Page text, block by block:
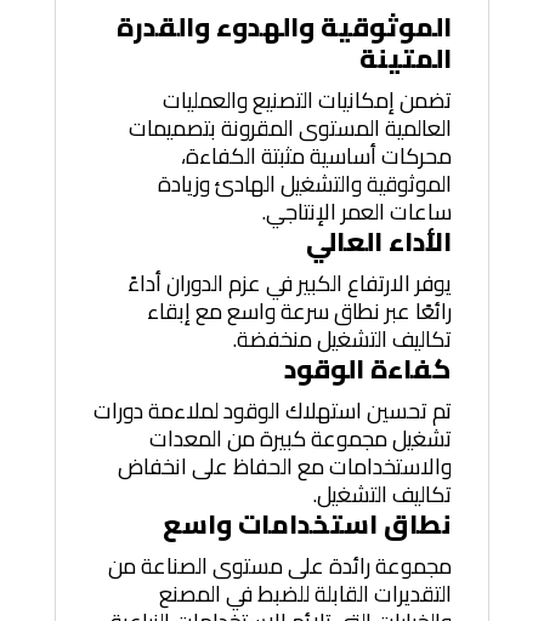
الموثوقية والهدوء والقدرة
المتينة
تضمن إمكانيات التصنيع والعمليات
العالمية المستوى المقرونة بتصميمات
محركات أساسية مثبتة الكفاءة،
الموثوقية والتشغيل الهادئ وزيادة
ساعات العمر الإنتاجي.
الأداء العالي
يوفر الارتفاع الكبير في عزم الدوران أداءً
رائعًا عبر نطاق سرعة واسع مع إبقاء
تكاليف التشغيل منخفضة.
كفاءة الوقود
تم تحسين استهلاك الوقود لملاءمة دورات
تشغيل مجموعة كبيرة من المعدات
والاستخدامات مع الحفاظ على انخفاض
تكاليف التشغيل.
نطاق استخدامات واسع
مجموعة رائدة على مستوى الصناعة من
التقديرات القابلة للضبط في المصنع